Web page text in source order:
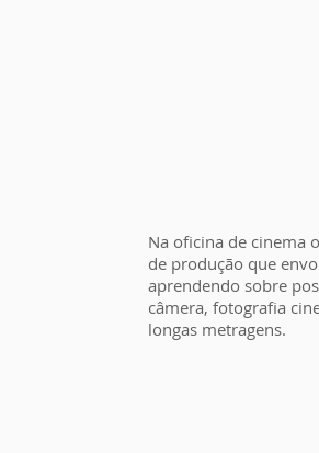
Na oficina de cinema
de produção que
aprendendo sobre
câmera, fotografia
longas metragens.